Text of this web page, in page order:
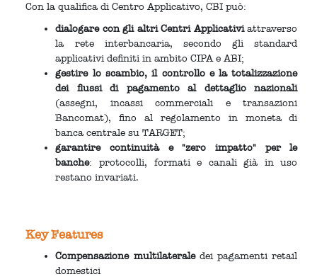
Con la qualifica di Centro Applicativo, CBI può:
dialogare con gli altri Centri Applicativiattraverso
la rete interbancaria, secondo gli standard
applicativi definiti in ambito CIPA e ABI;
gestire lo scambio, il controllo e la totalizzazione
dei flussi di pagamento al dettaglio nazionali
(assegni, incassi commerciali e transazioni
Bancomat), fino al regolamento in moneta di
banca centrale su TARGET;
garantire continuità e "zero impatto" per le
banche: protocolli, formati e canali già in uso
restano invariati.
Key Features
Compensazione multilateraledei pagamenti retail
domestici